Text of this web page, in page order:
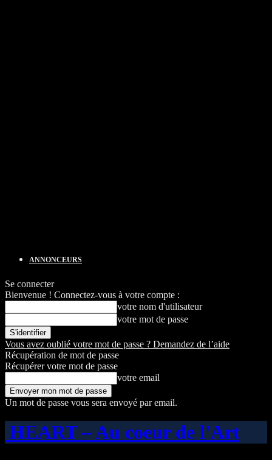
ANNONCEURS
Se connecter
Bienvenue ! Connectez-vous à votre compte :
votre nom d'utilisateur
votre mot de passe
Vous avez oublié votre mot de passe ? Demandez de l’aide
Récupération de mot de passe
Récupérer votre mot de passe
votre email
Un mot de passe vous sera envoyé par email.
HEART – Au coeur de l'Art